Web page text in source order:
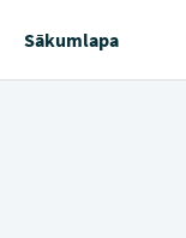
Sākumlapa